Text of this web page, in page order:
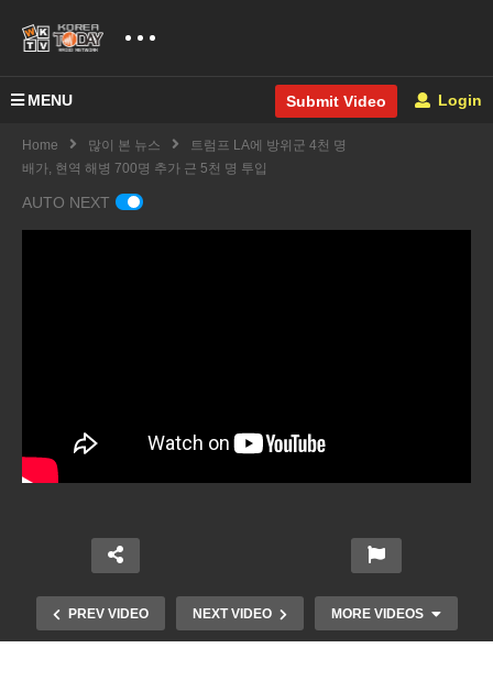
MENU Submit Video Login
Home 많이 본 뉴스
트럼프 LA에 방위군 4천 명
배가, 현역 해병 700명 추가 근 5천 명 투입
AUTO NEXT
PREV VIDEO NEXT VIDEO MORE VIDEOS